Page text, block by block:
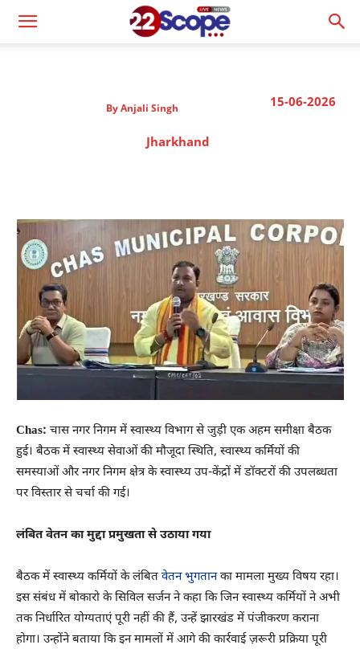
15-06-2026
By Anjali Singh
Jharkhand
Chas: चास नगर निगम में स्वास्थ्य विभाग से जुड़ी एक अहम समीक्षा बैठक
हुई। बैठक में स्वास्थ्य सेवाओं की मौजूदा स्थिति, स्वास्थ्य कर्मियों की
समस्याओं और नगर निगम क्षेत्र के स्वास्थ्य उप-केंद्रों में डॉक्टरों की उपलब्धता
पर विस्तार से चर्चा की गई।
लंबित वेतन का मुद्दा प्रमुखता से उठाया गया
बैठक में स्वास्थ्य कर्मियों के लंबित वेतन भुगतानका मामला मुख्य विषय रहा।
इस संबंध में बोकारो के सिविल सर्जन ने कहा कि जिन स्वास्थ्य कर्मियों ने अभी
तक निर्धारित योग्यताएं पूरी नहीं की हैं, उन्हें झारखंड में पंजीकरण कराना
होगा। उन्होंने बताया कि इन मामलों में आगे की कार्रवाई ज़रूरी प्रक्रिया पूरी